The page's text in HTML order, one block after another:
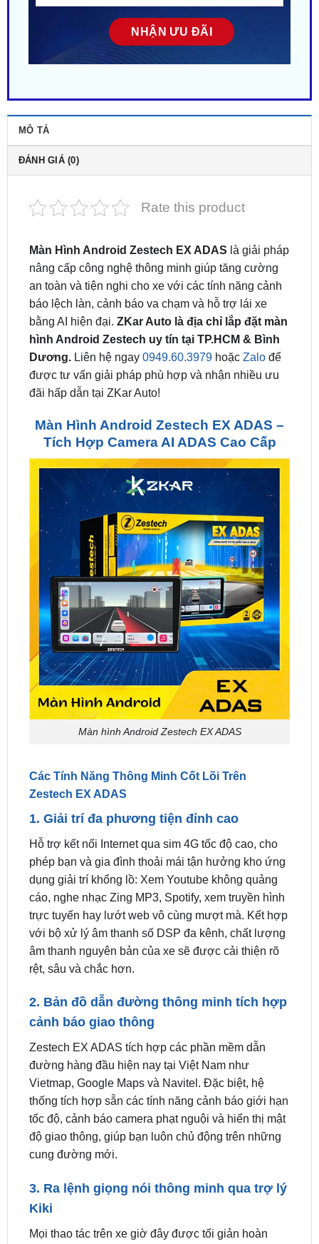
ĐÁNH GIÁ (0)
Màn Hình Android Zestech EX ADASlà giải pháp
an toàn và tiện nghi cho xe với các tính năng cảnh
báo lệch làn, cảnh báo va chạm và hỗ trợ lái xe
bằng AI hiện đại.ZKar Auto là địa chỉ lắp đặt màn
hình Android Zestech uy tín tại TP.HCM & Bình
Dương. Liên hệ ngay0949.60.3979hoặc Zalođể
được tư vấn giải pháp phù hợp và nhận nhiều ưu
đãi hấp dẫn tại ZKar Auto!
Màn Hình Android Zestech EX ADAS –
Màn hình Android Zestech EX ADAS
Các Tính Năng Thông Minh Cốt Lõi Trên
1. Giải trí đa phương tiện đỉnh cao
phép bạn và gia đình thoải mái tận hưởng kho ứng
dụng giải trí khổng lồ: Xem Youtube không quảng
cáo, nghe nhạc Zing MP3, Spotify, xem truyền hình
trực tuyến hay lướt web vô cùng mượt mà. Kết hợp
với bộ xử lý âm thanh số DSP đa kênh, chất lượng
âm thanh nguyên bản của xe sẽ được cải thiện rõ
rệt, sâu và chắc hơn.
2. Bản đồ dẫn đường thông minh tích hợp
Zestech EX ADAS tích hợp các phần mềm dẫn
đường hàng đầu hiện nay tại Việt Nam như
Vietmap, Google Maps và Navitel. Đặc biệt, hệ
thống tích hợp sẵn các tính năng cảnh báo giới hạn
tốc độ, cảnh báo camera phạt nguội và hiển thị mật
độ giao thông, giúp bạn luôn chủ động trên những
cung đường mới.
3. Ra lệnh giọng nói thông minh qua trợ lý
Mọi thao tác trên xe giờ đây được tối giản hoàn
toàn thông qua một nút bấm trên vô lăng. Bạn chỉ
cần ra lệnh bằng giọng nói tự nhiên (không cần câu